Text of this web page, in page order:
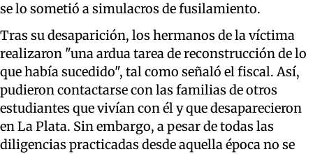
se lo sometió a simulacros de fusilamiento.
Tras su desaparición, los hermanos de la víctima
realizaron "una ardua tarea de reconstrucción de lo
que había sucedido", tal como señaló el fiscal. Así,
pudieron contactarse con las familias de otros
estudiantes que vivían con él y que desaparecieron
en La Plata. Sin embargo, a pesar de todas las
diligencias practicadas desde aquella época no se